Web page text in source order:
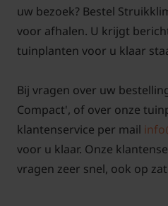
uw bezoek? Bestel
voor afhalen. U krijgt
tuinplanten voor u klaar
Bij vragen over uw
Compact', of over onze
klantenservice per mail
voor u klaar. Onze
vragen zeer snel, ook op